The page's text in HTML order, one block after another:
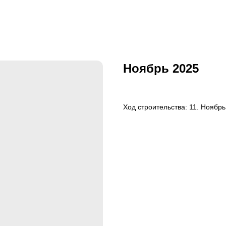
Ноябрь 2025
Ход строительства: 11.